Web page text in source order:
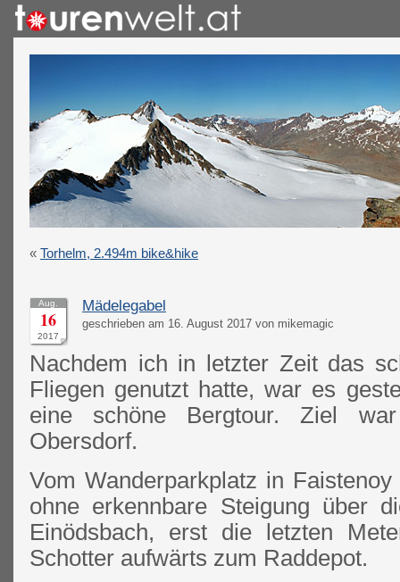
« Torhelm, 2.494m bike&hike
Aug.
16
2017
Mädelegabel
geschrieben am 16. August 2017 von mikemagic
Nachdem ich in letzter Zeit das
Fliegen genutzt hatte, war es
eine schöne Bergtour. Ziel
Obersdorf.
Vom Wanderparkplatz in
ohne erkennbare Steigung über
Einödsbach, erst die letzten
Schotter aufwärts zum Raddepot.